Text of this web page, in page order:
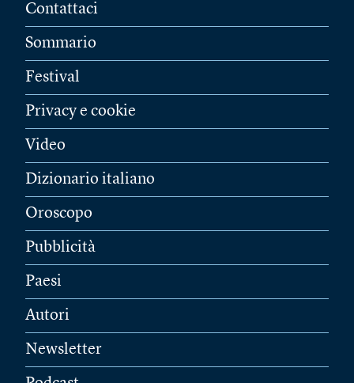
Contattaci
Sommario
Festival
Privacy e cookie
Video
Dizionario italiano
Oroscopo
Pubblicità
Paesi
Autori
Newsletter